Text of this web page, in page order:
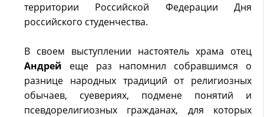
территории Российской Федерации Дня
российского студенчества.
В своем выступлении настоятель храма отец
Андрей еще раз напомнил собравшимся о
разнице народных традиций от религиозных
обычаев, суевериях, подмене понятий и
псевдорелигиозных гражданах, для которых